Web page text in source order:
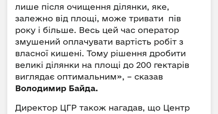
лише після очищення ділянки, яке,
залежно від площі, може тривати пів
року і більше. Весь цей час оператор
змушений оплачувати вартість робіт з
власної кишені. Тому рішення дробити
великі ділянки на площі до 200 гектарів
виглядає оптимальним», – сказав
Володимир Байда.
Директор ЦГР також нагадав, що Центр